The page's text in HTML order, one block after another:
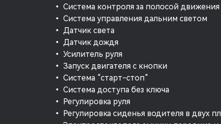
• Система контроля за полосой движения
• Система управления дальним светом
• Датчик света
• Датчик дождя
• Усилитель руля
• Запуск двигателя с кнопки
• Система “старт-стоп”
• Система доступа без ключа
• Регулировка руля
• Регулировка сиденья водителя в двух